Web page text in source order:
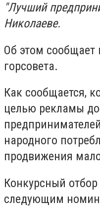
"Лучший
Николаеве.
Об этом сообщает
горсовета.
Как сообщается,
целью рекламы
народного
продвижения
Конкурсный
следующим